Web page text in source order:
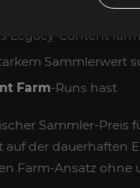
Retail
Legacy-Content
Sammlerwert
Farm-Runs hast
Sammler-Preis
auf der dauerhaften
Farm-Ansatz ohne